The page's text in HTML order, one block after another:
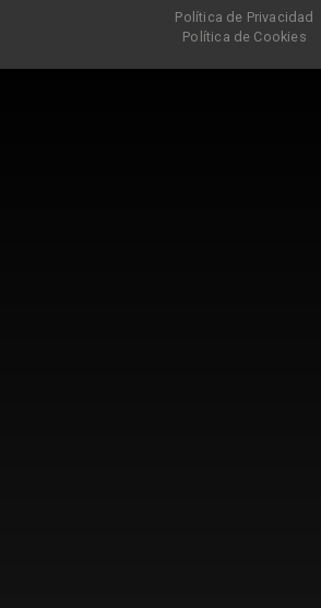
Política de Privacidad
Política de Cookies